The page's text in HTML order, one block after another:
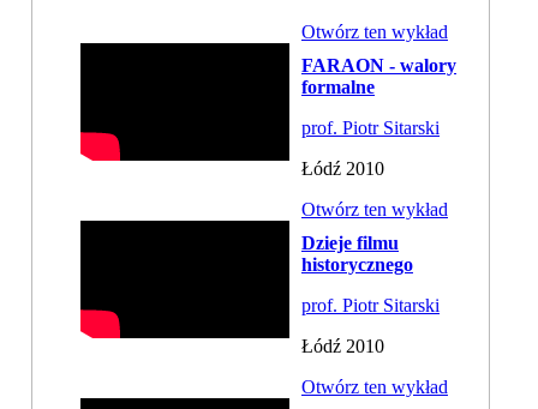
Otwórz ten wykład
FARAON - walory
formalne
prof. Piotr Sitarski
Łódź 2010
Otwórz ten wykład
Dzieje filmu
historycznego
prof. Piotr Sitarski
Łódź 2010
Otwórz ten wykład